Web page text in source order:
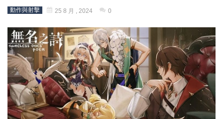
動作與射擊 25 8 月 , 2024 0